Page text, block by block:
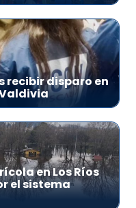
recibir disparo en
en Los Ríos
el sistema